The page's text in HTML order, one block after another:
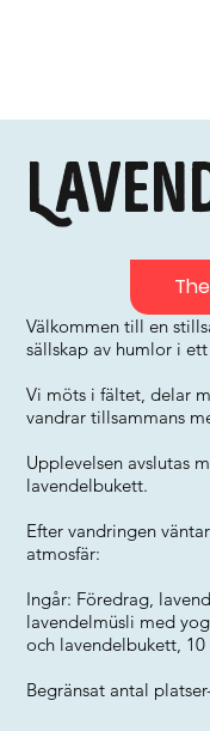
Välkommen till en
sällskap av humlor i
Vi möts i fältet, delar
vandrar tillsammans
Upplevelsen avslutas
lavendelbukett.
Efter vandringen
atmosfär:
Ingår: Föredrag,
lavendelmüsli med
och lavendelbukett,
Begränsat antal